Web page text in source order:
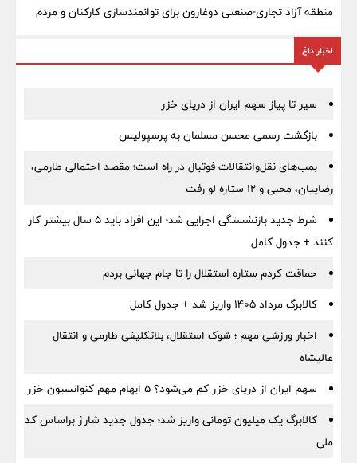
منطقه آزاد تجاری-صنعتی دوغارون برای توانمندسازی کارکنان و مردم
اخبار داغ
سیر تا پیاز سهم ایران از دریای خزر
بازگشت رسمی محسن مسلمان به پرسپولیس
بمب‌های نقل‌وانتقالات فوتبال در راه است؛ مقصد احتمالی طارمی،
رضاییان، محبی و ۱۲ ستاره لو رفت
شرط جدید بازنشستگی اجرایی شد؛ این افراد باید ۵ سال بیشتر کار
کنند + جدول کامل
حماقت کردم ستاره استقلال را تا جام جهانی بردم
کالابرگ مرداد ۱۴۰۵ واریز شد + جدول کامل
اخبار ورزشی مهم ؛ شوک استقلال، بلاتکلیفی طارمی و انتقال
عالیشاه
سهم ایران از دریای خزر کم می‌شود؟ ۵ ابهام مهم کنوانسیون خزر
کالابرگ یک میلیون تومانی واریز شد؛ جدول جدید شارژ براساس کد
ملی